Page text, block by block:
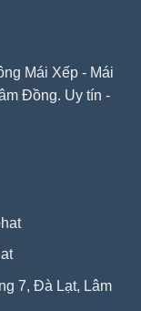
Mái Xếp - Mái
Đồng. Uy tín -
7, Đà Lạt, Lâm